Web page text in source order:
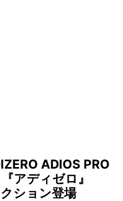
ADIOS PRO
アディゼロ』
ション登場